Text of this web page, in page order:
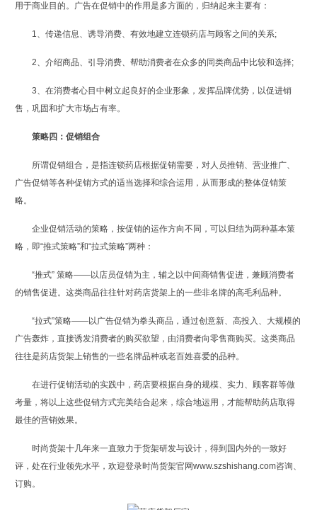
用于商业目的。广告在促销中的作用是多方面的，归纳起来主要有：
1、传递信息、诱导消费、有效地建立连锁药店与顾客之间的关系;
2、介绍商品、引导消费、帮助消费者在众多的同类商品中比较和选择;
3、在消费者心目中树立起良好的企业形象，发挥品牌优势，以促进销
售，巩固和扩大市场占有率。
策略四：促销组合
所谓促销组合，是指连锁药店根据促销需要，对人员推销、营业推广、
广告促销等各种促销方式的适当选择和综合运用，从而形成的整体促销策
略。
企业促销活动的策略，按促销的运作方向不同，可以归结为两种基本策
略，即“推式策略”和“拉式策略”两种：
“推式” 策略——以店员促销为主，辅之以中间商销售促进，兼顾消费者
的销售促进。这类商品往往针对药店货架上的一些非名牌的高毛利品种。
“拉式”策略——以广告促销为拳头商品，通过创意新、高投入、大规模的
广告轰炸，直接诱发消费者的购买欲望，由消费者向零售商购买。这类商品
往往是药店货架上销售的一些名牌品种或老百姓喜爱的品种。
在进行促销活动的实践中，药店要根据自身的规模、实力、顾客群等做
考量，将以上这些促销方式完美结合起来，综合地运用，才能帮助药店取得
最佳的营销效果。
时尚货架十几年来一直致力于货架研发与设计，得到国内外的一致好
评，处在行业领先水平，欢迎登录时尚货架官网www.szshishang.com咨询、
订购。